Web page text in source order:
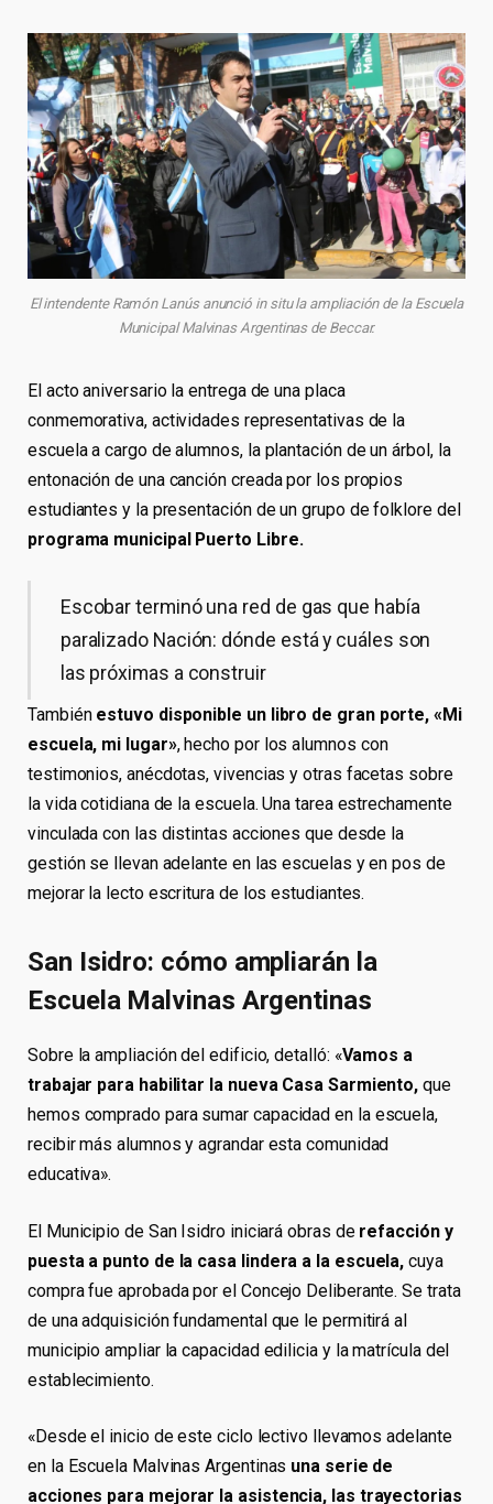
El intendente Ramón Lanús anunció in situ la ampliación de la Escuela
Municipal Malvinas Argentinas de Beccar.
El acto aniversario la entrega de una placa
conmemorativa, actividades representativas de la
escuela a cargo de alumnos, la plantación de un árbol, la
entonación de una canción creada por los propios
estudiantes y la presentación de un grupo de folklore del
programa municipal Puerto Libre.
Escobar terminó una red de gas que había
paralizado Nación: dónde está y cuáles son
las próximas a construir
También estuvo disponible un libro de gran porte, «Mi
escuela, mi lugar», hecho por los alumnos con
testimonios, anécdotas, vivencias y otras facetas sobre
la vida cotidiana de la escuela. Una tarea estrechamente
vinculada con las distintas acciones que desde la
gestión se llevan adelante en las escuelas y en pos de
mejorar la lecto escritura de los estudiantes.
San Isidro: cómo ampliarán la
Escuela Malvinas Argentinas
Sobre la ampliación del edificio, detalló: «Vamos a
trabajar para habilitar la nueva Casa Sarmiento, que
hemos comprado para sumar capacidad en la escuela,
recibir más alumnos y agrandar esta comunidad
educativa».
El Municipio de San Isidro iniciará obras de refacción y
puesta a punto de la casa lindera a la escuela,cuya
compra fue aprobada por el Concejo Deliberante. Se trata
de una adquisición fundamental que le permitirá al
municipio ampliar la capacidad edilicia y la matrícula del
establecimiento.
«Desde el inicio de este ciclo lectivo llevamos adelante
en la Escuela Malvinas Argentinas una serie de
acciones para mejorar la asistencia, las trayectorias